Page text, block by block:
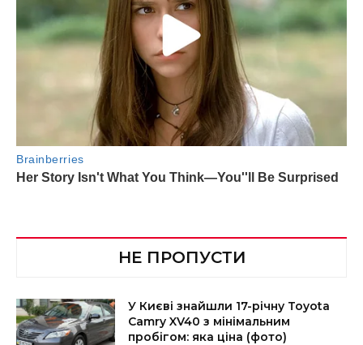
НЕ ПРОПУСТИ
У Києві знайшли 17-річну Toyota
Camry XV40 з мінімальним
пробігом: яка ціна (фото)